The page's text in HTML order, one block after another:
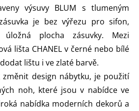
výsuvy BLUM s tlumeným
je bez výřezu pro sifon,
plocha zásuvky. Mezi
lišta CHANEL v černé nebo bílé
lištu i ve zlaté barvě.
změnit design nábytku, je použití
noh, které jsou v nabídce ve
nabídka moderních dekorů a